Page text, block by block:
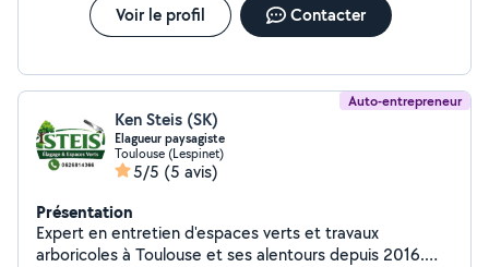
Voir le profil Contacter
Auto-entrepreneur
Ken Steis (SK)
Elagueur paysagiste
Toulouse (Lespinet)
5/5 (5 avis)
Présentation
Expert en entretien d'espaces verts et travaux
arboricoles à Toulouse et ses alentours depuis 2016.